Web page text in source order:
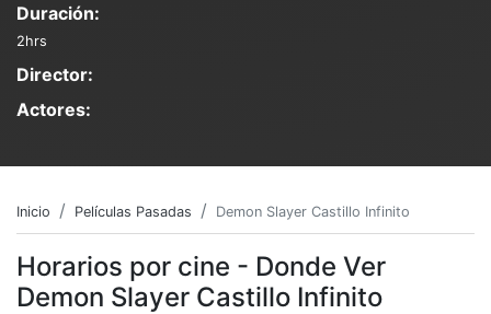
Duración:
2hrs
Director:
Actores:
Inicio Películas Pasadas Demon Slayer Castillo Infinito
Horarios por cine - Donde Ver
Demon Slayer Castillo Infinito